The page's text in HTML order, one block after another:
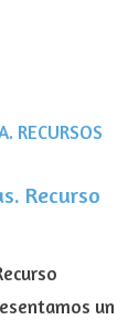
Recurso
un